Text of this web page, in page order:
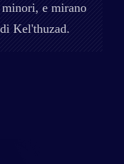
minori, e mirano
Kel'thuzad.